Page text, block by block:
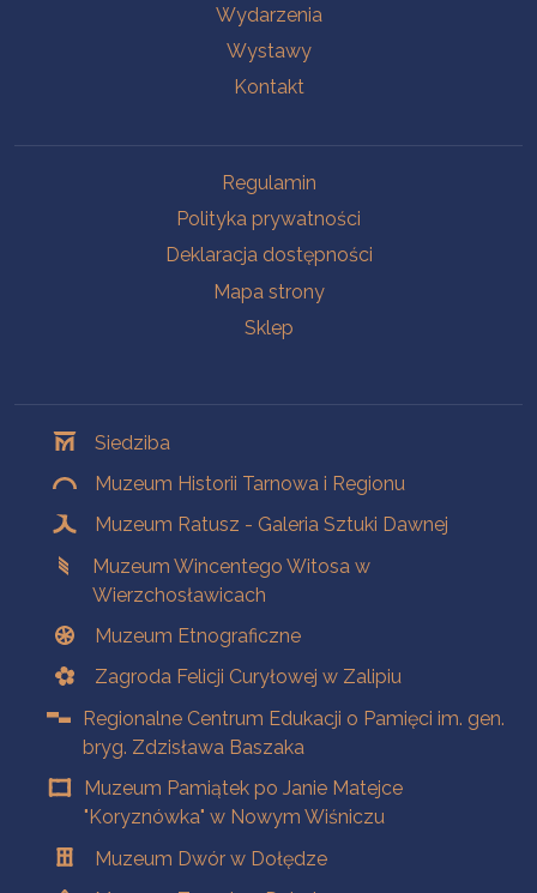
Wydarzenia
Wystawy
Kontakt
Regulamin
Polityka prywatności
Deklaracja dostępności
Mapa strony
Sklep
Siedziba
Muzeum Historii Tarnowa i Regionu
Muzeum Ratusz - Galeria Sztuki Dawnej
Muzeum Wincentego Witosa w
Wierzchosławicach
Muzeum Etnograficzne
Zagroda Felicji Curyłowej w Zalipiu
Regionalne Centrum Edukacji o Pamięci im. gen.
bryg. Zdzisława Baszaka
Muzeum Pamiątek po Janie Matejce
"Koryznówka" w Nowym Wiśniczu
Muzeum Dwór w Dołędze